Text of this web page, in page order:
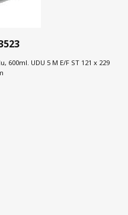
UDU 5 M E/F ST 121 x 229